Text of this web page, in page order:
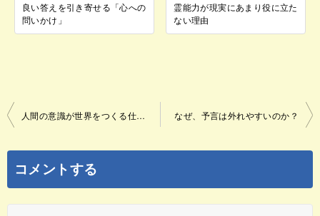
良い答えを引き寄せる「心への
問いかけ」
霊能力が現実にあまり役に立た
ない理由
投
ナ
ビ
ゲ
人間の意識が世界をつくる仕組みとその応用法 なぜ、予言は外れやすいのか？
コメントする